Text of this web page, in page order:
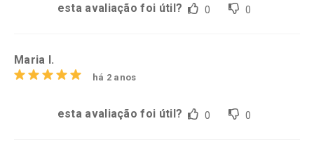
esta avaliação foi útil? 0 0
Maria I.
há 2 anos
esta avaliação foi útil? 0 0